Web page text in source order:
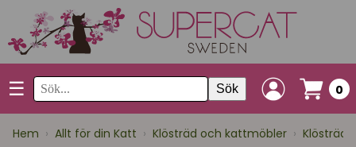
☰ Sök 0
Hem › Allt för din Katt › Klösträd och kattmöbler › Klösträd